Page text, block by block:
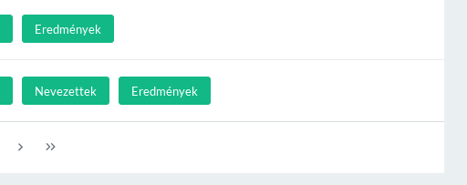
Eredmények
Nevezettek Eredmények